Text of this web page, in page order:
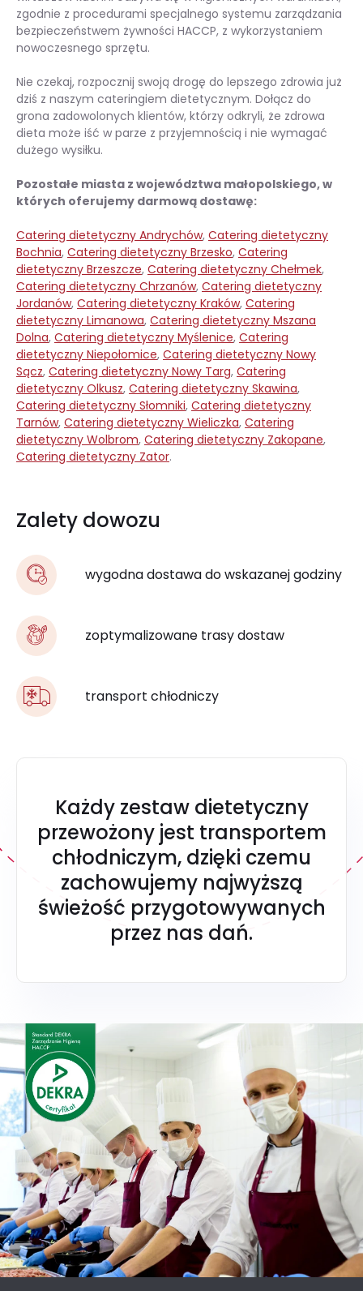
zgodnie z procedurami specjalnego systemu zarządzania
bezpieczeństwem żywności HACCP, z wykorzystaniem
nowoczesnego sprzętu.
Nie czekaj, rozpocznij swoją drogę do lepszego zdrowia już
dziś z naszym cateringiem dietetycznym. Dołącz do
grona zadowolonych klientów, którzy odkryli, że zdrowa
dieta może iść w parze z przyjemnością i nie wymagać
dużego wysiłku.
Pozostałe miasta z województwa małopolskiego, w
których oferujemy darmową dostawę:
Catering dietetyczny Andrychów, Catering dietetyczny
Bochnia, Catering dietetyczny Brzesko, Catering
dietetyczny Brzeszcze, Catering dietetyczny Chełmek,
Catering dietetyczny Chrzanów, Catering dietetyczny
Jordanów, Catering dietetyczny Kraków, Catering
dietetyczny Limanowa, Catering dietetyczny Mszana
Dolna, Catering dietetyczny Myślenice, Catering
dietetyczny Niepołomice, Catering dietetyczny Nowy
Sącz, Catering dietetyczny Nowy Targ, Catering
dietetyczny Olkusz, Catering dietetyczny Skawina,
Catering dietetyczny Słomniki, Catering dietetyczny
Tarnów, Catering dietetyczny Wieliczka, Catering
dietetyczny Wolbrom, Catering dietetyczny Zakopane,
Catering dietetyczny Zator.
Zalety dowozu
wygodna dostawa do wskazanej godziny
zoptymalizowane trasy dostaw
transport chłodniczy
Każdy zestaw dietetyczny
przewożony jest transportem
chłodniczym, dzięki czemu
zachowujemy najwyższą
świeżość przygotowywanych
przez nas dań.